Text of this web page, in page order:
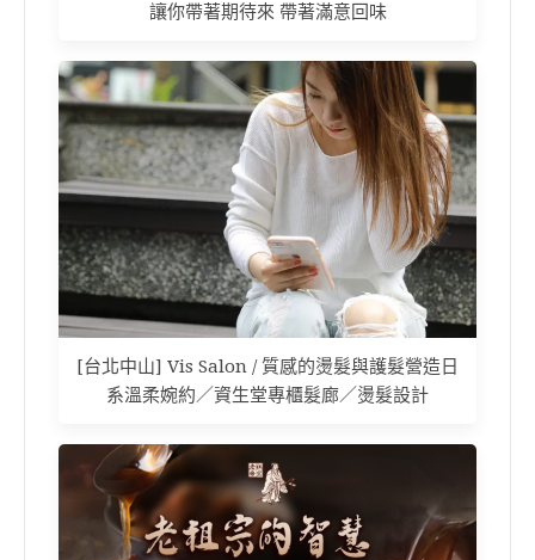
讓你帶著期待來 帶著滿意回味
[台北中山] Vis Salon / 質感的燙髮與護髮營造日
系溫柔婉約／資生堂專櫃髮廊／燙髮設計